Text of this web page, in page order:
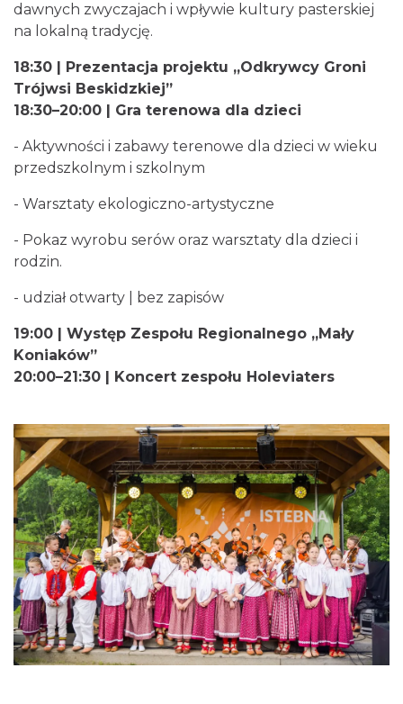
Robimy budki dla ptaków - zajęcia
warsztatowe
Istebna
1.44 km
III Ogólnopolski Festiwal Folkloru
Dziecięcego „ Jaworowy Listek”
Jak czytać las
Istebna
2026-08-25
1.59 km
dawnych zwyczajach i wpływie kultury pasterskiej
na lokalną tradycję.
18:30 | Prezentacja projektu „Odkrywcy Groni
Trójwsi Beskidzkiej”
18:30–20:00 | Gra terenowa dla dzieci
- Aktywności i zabawy terenowe dla dzieci w wieku
przedszkolnym i szkolnym
- Warsztaty ekologiczno-artystyczne
- Pokaz wyrobu serów oraz warsztaty dla dzieci i
rodzin.
- udział otwarty | bez zapisów
19:00 | Występ Zespołu Regionalnego „Mały
Koniaków”
20:00–21:30 | Koncert zespołu Holeviaters